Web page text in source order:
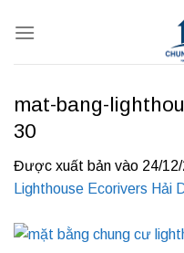
qua
mat-bang-
30
Được xuất bản vào 24/
Lighthouse Ecorivers Hải